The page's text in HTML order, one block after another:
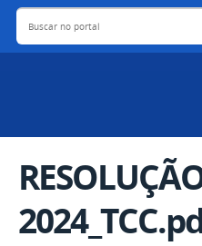
Buscar no portal